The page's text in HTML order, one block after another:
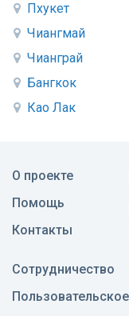
Пхукет
Чиангмай
Чианграй
Бангкок
Као Лак
О проекте
Помощь
Контакты
Сотрудничество